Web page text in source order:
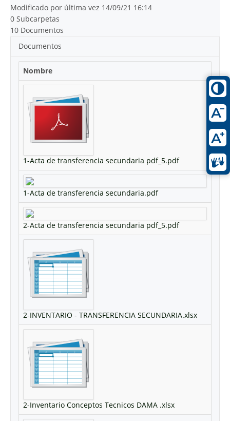
Modificado por última vez 14/09/21 16:14
0 Subcarpetas
10 Documentos
Documentos
Nombre
1-Acta de transferencia secundaria pdf_5.pdf
1-Acta de transferencia secundaria.pdf
2-Acta de transferencia secundaria pdf_5.pdf
2-INVENTARIO - TRANSFERENCIA SECUNDARIA.xlsx
2-Inventario Conceptos Tecnicos DAMA .xlsx